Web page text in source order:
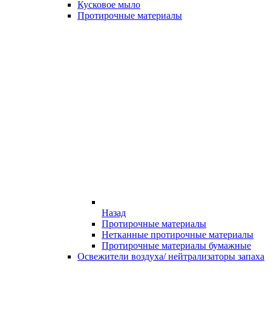
Кусковое мыло
Протирочные материалы
Назад
Протирочные материалы
Нетканные протирочные материалы
Протирочные материалы бумажные
Освежители воздуха/ нейтрализаторы запаха